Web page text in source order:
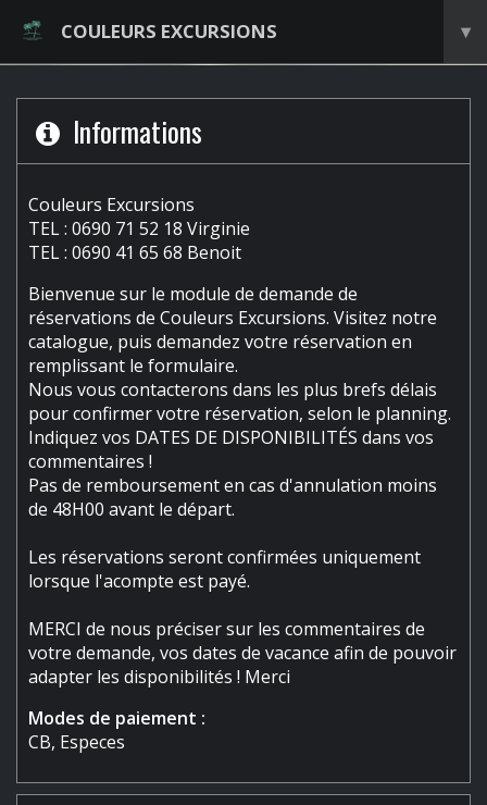
COULEURS EXCURSIONS ▾
Informations
Couleurs Excursions
TEL : 0690 71 52 18 Virginie
TEL : 0690 41 65 68 Benoit
Bienvenue sur le module de demande de
réservations de Couleurs Excursions. Visitez notre
catalogue, puis demandez votre réservation en
remplissant le formulaire.
Nous vous contacterons dans les plus brefs délais
pour confirmer votre réservation, selon le planning.
Indiquez vos DATES DE DISPONIBILITÉS dans vos
commentaires !
Pas de remboursement en cas d'annulation moins
de 48H00 avant le départ.
Les réservations seront confirmées uniquement
lorsque l'acompte est payé.
MERCI de nous préciser sur les commentaires de
votre demande, vos dates de vacance afin de pouvoir
adapter les disponibilités ! Merci
Modes de paiement :
CB, Especes